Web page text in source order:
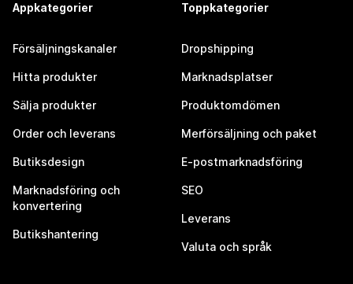
Appkategorier
Försäljningskanaler
Hitta produkter
Sälja produkter
Order och leverans
Butiksdesign
Marknadsföring och
konvertering
Butikshantering
Toppkategorier
Dropshipping
Marknadsplatser
Produktomdömen
Merförsäljning och paket
E-postmarknadsföring
SEO
Leverans
Valuta och språk